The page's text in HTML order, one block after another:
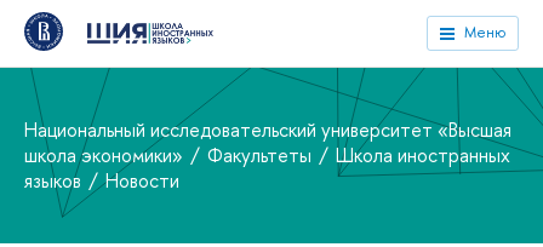
Меню
Национальный исследовательский университет «Высшая
школа экономики»
Факультеты
Школа иностранных
языков
Новости